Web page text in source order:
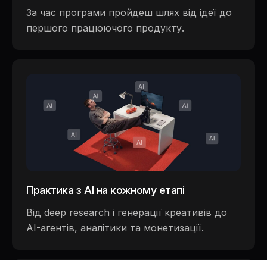
За час програми пройдеш шлях від ідеї до
першого працюючого продукту.
Практика з AI на кожному етапі
Від deep research і генерації креативів до
AI-агентів, аналітики та монетизації.